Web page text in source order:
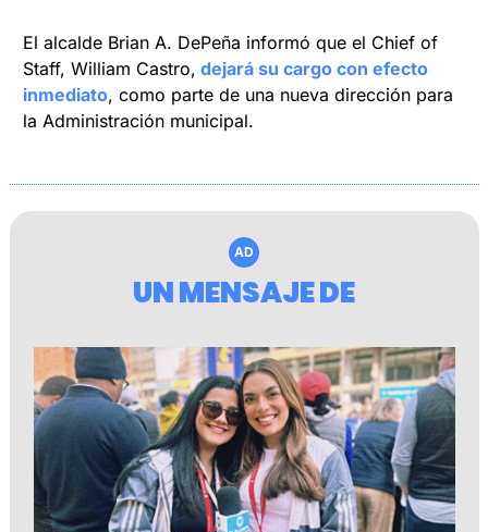
El alcalde Brian A. DePeña informó que el Chief of
Staff, William Castro, dejará su cargo con efecto
inmediato, como parte de una nueva dirección para
la Administración municipal.
AD
UN MENSAJE DE